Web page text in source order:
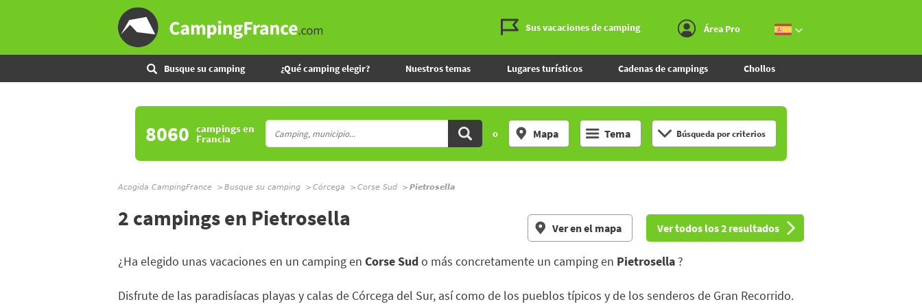
Sus vacaciones de camping Área Pro
Busque su camping ¿Qué camping elegir? Nuestros temas Lugares turísticos Cadenas de campings Chollos
8060 campingsen
Francia o Mapa Tema Búsqueda por criterios
Acogida CampingFrance Busque su camping Córcega Corse Sud Pietrosella
2 campings en Pietrosella Ver en el mapa Ver todos los 2 resultados
¿Ha elegido unas vacaciones en un camping en Corse Sudo más concretamente un camping en Pietrosella ?
Disfrute de las paradisíacas playas y calas de Córcega del Sur, así como de los pueblos típicos y de los senderos de Gran Recorrido.